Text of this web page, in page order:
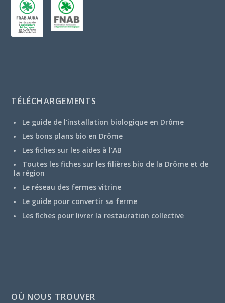
TÉLÉCHARGEMENTS
Le guide de l’installation biologique en Drôme
Les bons plans bio en Drôme
Les fiches sur les aides à l’AB
Toutes les fiches sur les filières bio de la Drôme et de
la région
Le réseau des fermes vitrine
Le guide pour convertir sa ferme
Les fiches pour livrer la restauration collective
OÙ NOUS TROUVER